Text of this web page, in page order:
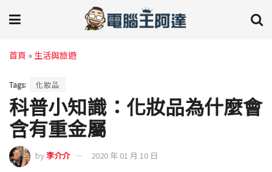
首頁 » 生活與旅遊
Tags: 化妝品
科普小知識：化妝品為什麼會
含有重金屬
by李介介 2020 年 01 月 10 日